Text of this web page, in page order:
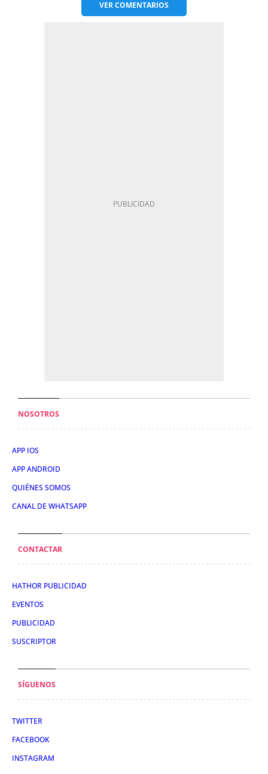
VERCOMENTARIOS
NOSOTROS
APP IOS
APP ANDROID
QUIÉNES SOMOS
CANAL DE WHATSAPP
CONTACTAR
HATHOR PUBLICIDAD
EVENTOS
PUBLICIDAD
SUSCRIPTOR
SÍGUENOS
TWITTER
FACEBOOK
INSTAGRAM